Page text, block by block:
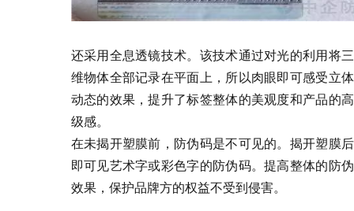
还采用全息透镜技术。该技术通过对光的利用将三
维物体全部记录在平面上，所以肉眼即可感受立体
动态的效果，提升了标签整体的美观度和产品的高
级感。
在未揭开塑膜前，防伪码是不可见的。揭开塑膜后
即可见艺术字或彩色字的防伪码。提高整体的防伪
效果，保护品牌方的权益不受到侵害。